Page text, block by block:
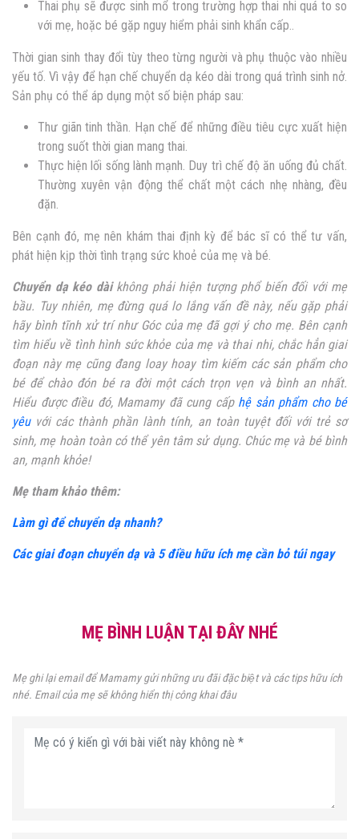
Thai phụ sẽ được sinh mổ trong trường hợp thai nhi quá to so
với mẹ, hoặc bé gặp nguy hiểm phải sinh khẩn cấp..
Thời gian sinh thay đổi tùy theo từng người và phụ thuộc vào nhiều
yếu tố. Vì vậy để hạn chế chuyển dạ kéo dài trong quá trình sinh nở.
Sản phụ có thể áp dụng một số biện pháp sau:
Thư giãn tinh thần. Hạn chế để những điều tiêu cực xuất hiện
trong suốt thời gian mang thai.
Thực hiện lối sống lành mạnh. Duy trì chế độ ăn uống đủ chất.
Thường xuyên vận động thể chất một cách nhẹ nhàng, đều
đặn.
Bên cạnh đó, mẹ nên khám thai định kỳ để bác sĩ có thể tư vấn,
phát hiện kịp thời tình trạng sức khoẻ của mẹ và bé.
Chuyển dạ kéo dài không phải hiện tượng phổ biến đối với mẹ
bầu. Tuy nhiên, mẹ đừng quá lo lắng vấn đề này, nếu gặp phải
hãy bình tĩnh xử trí như Góc của mẹ đã gợi ý cho mẹ. Bên cạnh
tìm hiểu về tình hình sức khỏe của mẹ và thai nhi, chắc hẳn giai
đoạn này mẹ cũng đang loay hoay tìm kiếm các sản phẩm cho
bé để chào đón bé ra đời một cách trọn vẹn và bình an nhất.
Hiểu được điều đó, Mamamy đã cung cấp hệ sản phẩm cho bé
yêuvới các thành phần lành tính, an toàn tuyệt đối với trẻ sơ
sinh, mẹ hoàn toàn có thể yên tâm sử dụng. Chúc mẹ và bé bình
an, mạnh khỏe!
Mẹ tham khảo thêm:
Làm gì để chuyển dạ nhanh?
Các giai đoạn chuyển dạ và 5 điều hữu ích mẹ cần bỏ túi ngay
MẸ BÌNH LUẬN TẠI ĐÂY NHÉ
Mẹ ghi lại email để Mamamy gửi những ưu đãi đặc biệt và các tips hữu ích
nhé. Email của mẹ sẽ không hiển thị công khai đâu